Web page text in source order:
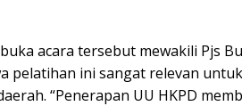
acara tersebut mewakili Pjs
pelatihan ini sangat relevan untuk
“Penerapan UU HKPD